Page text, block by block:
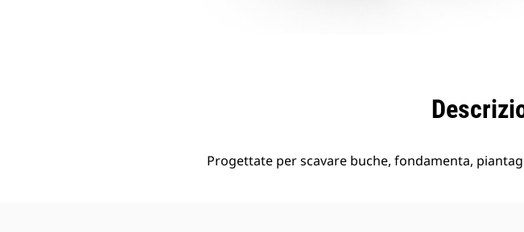
Progettate per scavare buche, fondamenta,